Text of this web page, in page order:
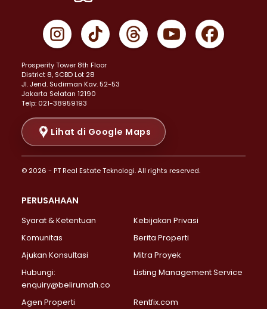
Properti Dijual di Gambir >
Properti Dijual di Johar Baru >
Properti Dijual di Menteng >
Properti Dijual di Senen >
Properti Dijual di Tanah Abang >
Properti Dijual di Cikini >
Properti Dijual di Kramat >
Properti Dijual di Pasar Baru >
Properti Dijual di Bendungan Hilir >
Properti Dijual di Jakarta Selatan >
Properti Dijual di Lebak Bulus >
Properti Dijual di Gandaria Selatan >
Properti Dijual di Pondok Labu >
Properti Dijual di Lenteng Agung >
Properti Dijual di Senayan >
Properti Dijual di Pondok Pinang >
Prosperity Tower 8th Floor
District 8, SCBD Lot 28
JI. Jend. Sudirman Kav. 52-53
Jakarta Selatan 12190
Telp: 021-38959193
Lihat di Google Maps
© 2026 - PT Real Estate Teknologi. All rights reserved.
PERUSAHAAN
Syarat & Ketentuan
Kebijakan Privasi
Komunitas
Berita Properti
Ajukan Konsultasi
Mitra Proyek
Hubungi:
enquiry@belirumah.co
Listing Management Service
Agen Properti Rentfix.com